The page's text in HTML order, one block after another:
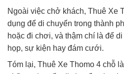
Ngoài việc chở khách, Thuê Xe
dụng để di chuyển trong thành
hoặc đi chơi, và thậm chí là để
họp, sự kiện hay đám cưới.
Tóm lại, Thuê Xe Thomo 4 chỗ